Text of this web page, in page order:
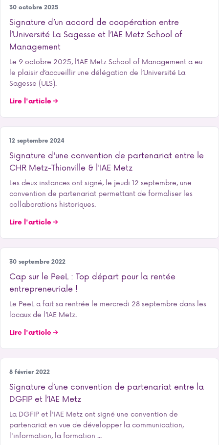
International
30 octobre 2025
Signature d’un accord de coopération entre
l’Université La Sagesse et l’IAE Metz School of
Management
Le 9 octobre 2025, l’IAE Metz School of Management a eu
le plaisir d’accueillir une délégation de l’Université La
Sagesse (ULS).
Lire l'article
Notre école
12 septembre 2024
Signature d'une convention de partenariat entre le
CHR Metz-Thionville & l'IAE Metz
Les deux instances ont signé, le jeudi 12 septembre, une
convention de partenariat permettant de formaliser les
collaborations historiques.
Lire l'article
Entrepreneuriat
30 septembre 2022
Cap sur le PeeL : Top départ pour la rentée
entrepreneuriale !
Le PeeL a fait sa rentrée le mercredi 28 septembre dans les
locaux de l’IAE Metz.
Lire l'article
Notre école
8 février 2022
Signature d’une convention de partenariat entre la
DGFIP et l’IAE Metz
La DGFIP et l'IAE Metz ont signé une convention de
partenariat en vue de développer la communication,
l'information, la formation ...